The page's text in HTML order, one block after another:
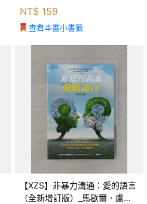
NT$ 159
查看本書小書籤
【XZS】非暴力溝通：愛的語言
（全新增訂版）_馬歇爾．盧森